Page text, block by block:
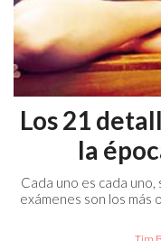
Los 21
la
Cada uno es cada
exámenes son los